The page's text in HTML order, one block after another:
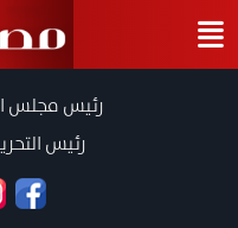
رئيس مجلس
رئيس